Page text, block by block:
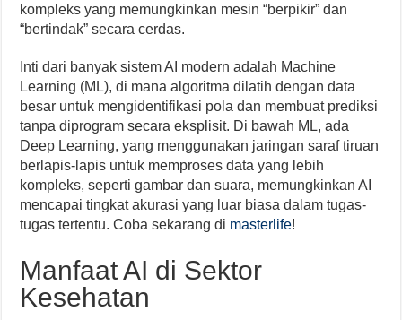
kompleks yang memungkinkan mesin “berpikir” dan
“bertindak” secara cerdas.
Inti dari banyak sistem AI modern adalah Machine
Learning (ML), di mana algoritma dilatih dengan data
besar untuk mengidentifikasi pola dan membuat prediksi
tanpa diprogram secara eksplisit. Di bawah ML, ada
Deep Learning, yang menggunakan jaringan saraf tiruan
berlapis-lapis untuk memproses data yang lebih
kompleks, seperti gambar dan suara, memungkinkan AI
mencapai tingkat akurasi yang luar biasa dalam tugas-
tugas tertentu. Coba sekarang di masterlife!
Manfaat AI di Sektor
Kesehatan